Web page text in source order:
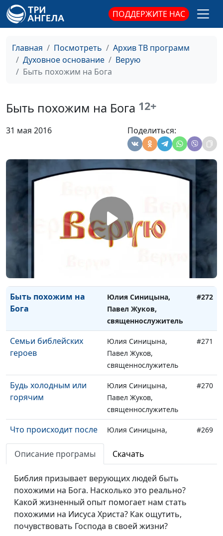
ПОДДЕРЖИТЕ НАС
Главная Посмотреть
Архив ТВ программ
Духовное основание
Верую
Быть похожим на Бога
Быть похожим на Бога 12+
31 мая 2016 Поделиться:
священнослужитель
Как не потерять
вечную жизнь?
Юлия Синицына,
Павел Жуков,
священнослужитель
#278
Как почитать Бога?
Юлия Синицына,
Павел Жуков,
священнослужитель
Смысл религиозных
обрядов
Юлия Синицына,
Павел Жуков,
#275
Роль женщины
Юлия Синицына,
Павел Жуков,
священнослужитель
#274
спасении
#273
Быть похожим на
Бога
Юлия Синицына,
Павел Жуков,
священнослужитель
#272
Семьи библейских
героев
Юлия Синицына,
Павел Жуков,
священнослужитель
#271
Будь холодным или
горячим
Юлия Синицына,
Павел Жуков,
священнослужитель
#270
Что происходит после
смерти?
Юлия Синицына,
священнослужитель
#269
Значение денег для
христианина
Юлия Синицына,
Павел Жуков,
священнослужитель
Здоровье и
духовность
Юлия Синицына,
Павел Жуков,
Описание програмы Скачать
Библия призывает верующих людей быть
похожими на Бога. Насколько это реально?
Какой жизненный опыт помогает нам стать
похожими на Иисуса Христа? Как ощутить,
почувствовать Господа в своей жизни?